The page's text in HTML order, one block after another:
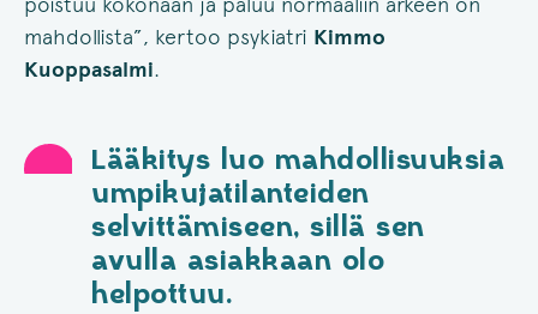
mahdollista”, kertoo psykiatri Kimmo
Kuoppasalmi.
Lääkitys luo mahdollisuuksia
umpikujatilanteiden
selvittämiseen, sillä sen
avulla asiakkaan olo
helpottuu.